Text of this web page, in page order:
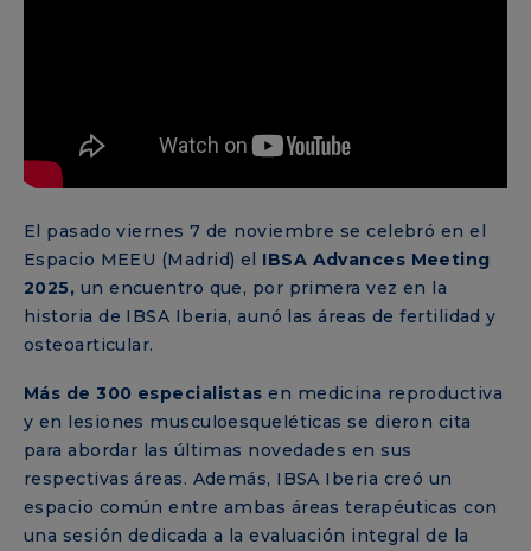
El pasado viernes 7 de noviembre se celebró en el
Espacio MEEU (Madrid) el IBSA Advances Meeting
2025, un encuentro que, por primera vez en la
historia de IBSA Iberia, aunó las áreas de fertilidad y
osteoarticular.
Más de 300 especialistas en medicina reproductiva
y en lesiones musculoesqueléticas se dieron cita
para abordar las últimas novedades en sus
respectivas áreas. Además, IBSA Iberia creó un
espacio común entre ambas áreas terapéuticas con
una sesión dedicada a la evaluación integral de la